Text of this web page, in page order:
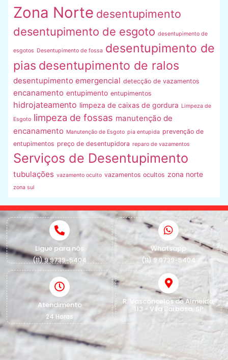
Zona Norte desentupimento
desentupimento de esgoto desentupimento de
esgotos Desentupimento de fossa desentupimento de
pias desentupimento de ralos
desentupimento emergencial detecção de vazamentos
encanamento entupimento entupimentos
hidrojateamento limpeza de caixas de gordura Limpeza de
Esgoto limpeza de fossas manutenção de
encanamento Manutenção de Esgoto pia entupida prevenção de
entupimentos preço de desentupidora reparo de vazamentos
Serviços de Desentupimento
tubulações vazamento oculto vazamentos ocultos zona norte
zona sul
Ligue para nós
(11) 9 9739-5404
Whatsapp
(11) 9 9739-5404
Atendimento
24 Horas
R. Vasconcelos de Almeida,
113 - Vila Barbosa, SP